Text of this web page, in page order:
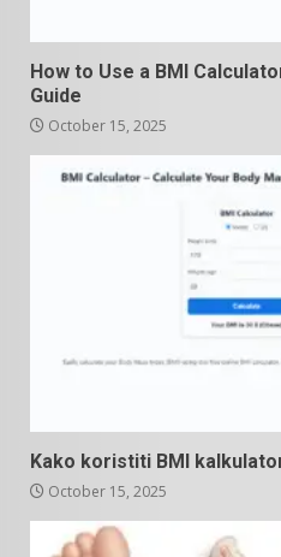
How to Use a BMI
Guide
October 15, 2025
Kako koristiti BMI
October 15, 2025